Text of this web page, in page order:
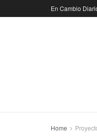
En Cambio
Home